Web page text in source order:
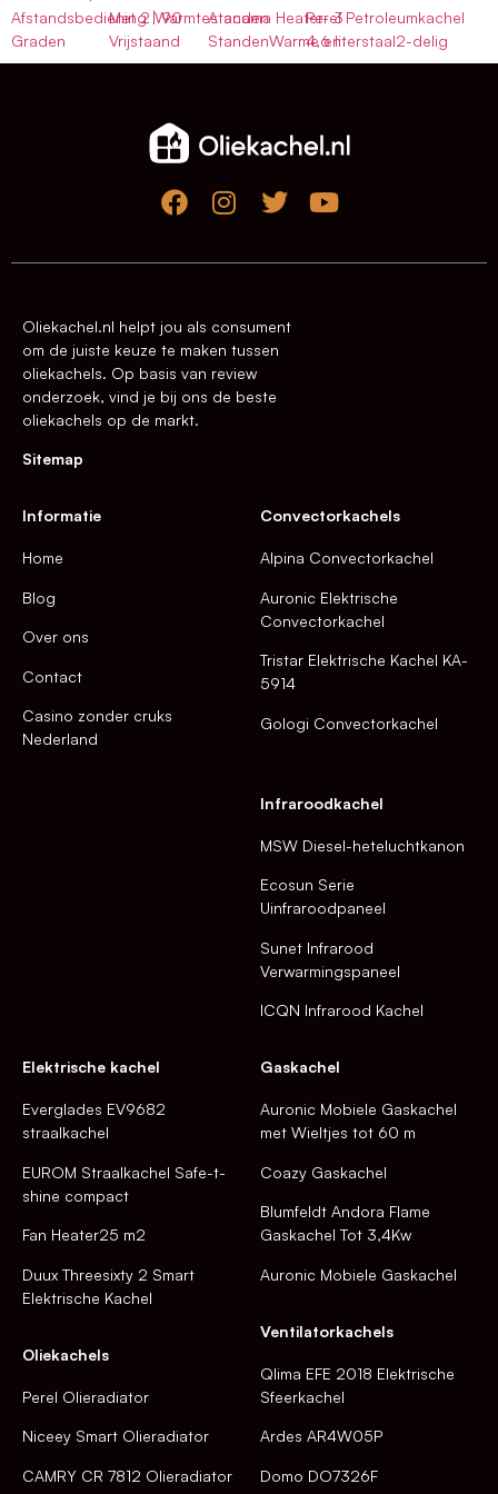
Afstandsbediening | 90
Graden
Met 2 Warmtestanden
Vrijstaand
Atacama Heater- 3
StandenWarme en
Perel Petroleumkachel
4,6 literstaal2-delig
Oliekachel.nl helpt jou als consument
om de juiste keuze te maken tussen
oliekachels. Op basis van review
onderzoek, vind je bij ons de beste
oliekachels op de markt.
Sitemap
Informatie
Home
Blog
Over ons
Contact
Casino zonder cruks
Nederland
Convectorkachels
Alpina Convectorkachel
Auronic Elektrische
Convectorkachel
Tristar Elektrische Kachel KA-
5914
Gologi Convectorkachel
Infraroodkachel
MSW Diesel-heteluchtkanon
Ecosun Serie
Uinfraroodpaneel
Sunet Infrarood
Verwarmingspaneel
ICQN Infrarood Kachel
Elektrische kachel
Everglades EV9682
straalkachel
EUROM Straalkachel Safe-t-
shine compact
Fan Heater25 m2
Duux Threesixty 2 Smart
Elektrische Kachel
Oliekachels
Perel Olieradiator
Niceey Smart Olieradiator
CAMRY CR 7812 Olieradiator
Gaskachel
Auronic Mobiele Gaskachel
met Wieltjes tot 60 m
Coazy Gaskachel
Blumfeldt Andora Flame
Gaskachel Tot 3,4Kw
Auronic Mobiele Gaskachel
Ventilatorkachels
Qlima EFE 2018 Elektrische
Sfeerkachel
Ardes AR4W05P
Domo DO7326F